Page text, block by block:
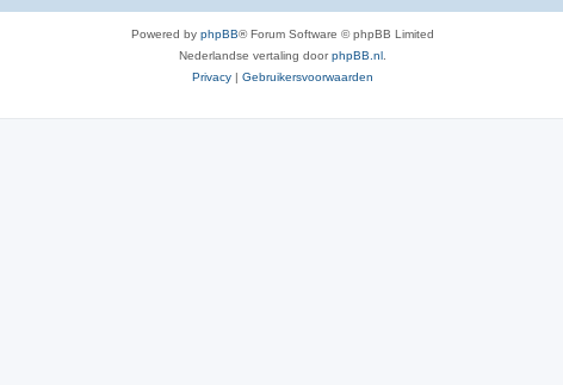
Powered by phpBB® Forum Software © phpBB Limited
Nederlandse vertaling doorphpBB.nl
Privacy | Gebruikersvoorwaarden